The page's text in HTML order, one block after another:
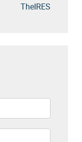
TheIRES